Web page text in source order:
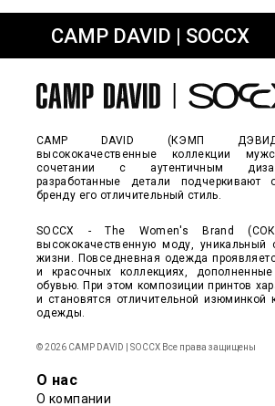
сайте СДЭК
CAMP DAVID | SOCCX
CAMP DAVID (КЭМП
высококачественные коллекции
сочетании с аутентичным
разработанные детали
бренду его отличительный стиль.
SOCCX - The Women's Brand
высококачественную моду, уникальный
жизни. Повседневная одежда
и красочных коллекциях,
обувью. При этом композиции принтов
и становятся отличительной изюминкой
одежды.
© 2026 CAMP DAVID | SOCCX Все права защищены
О нас
О компании